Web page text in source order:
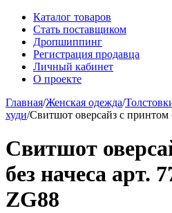
Каталог товаров
Стать поставщиком
Дропшиппинг
Регистрация продавца
Личный кабинет
О проекте
Главная/Женская одежда/
худи/Свитшот оверсайз с принтом
Свитшот
без начеса арт.
ZG88